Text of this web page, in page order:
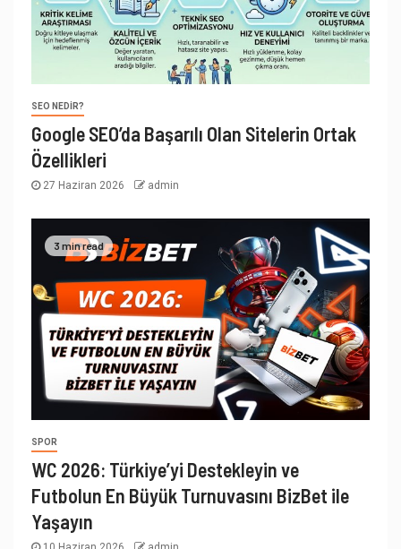
SEO NEDIR?
Google SEO’da Başarılı Olan Sitelerin Ortak
Özellikleri
27 Haziran 2026 admin
3 min read
SPOR
WC 2026: Türkiye’yi Destekleyin ve
Futbolun En Büyük Turnuvasını BizBet ile
Yaşayın